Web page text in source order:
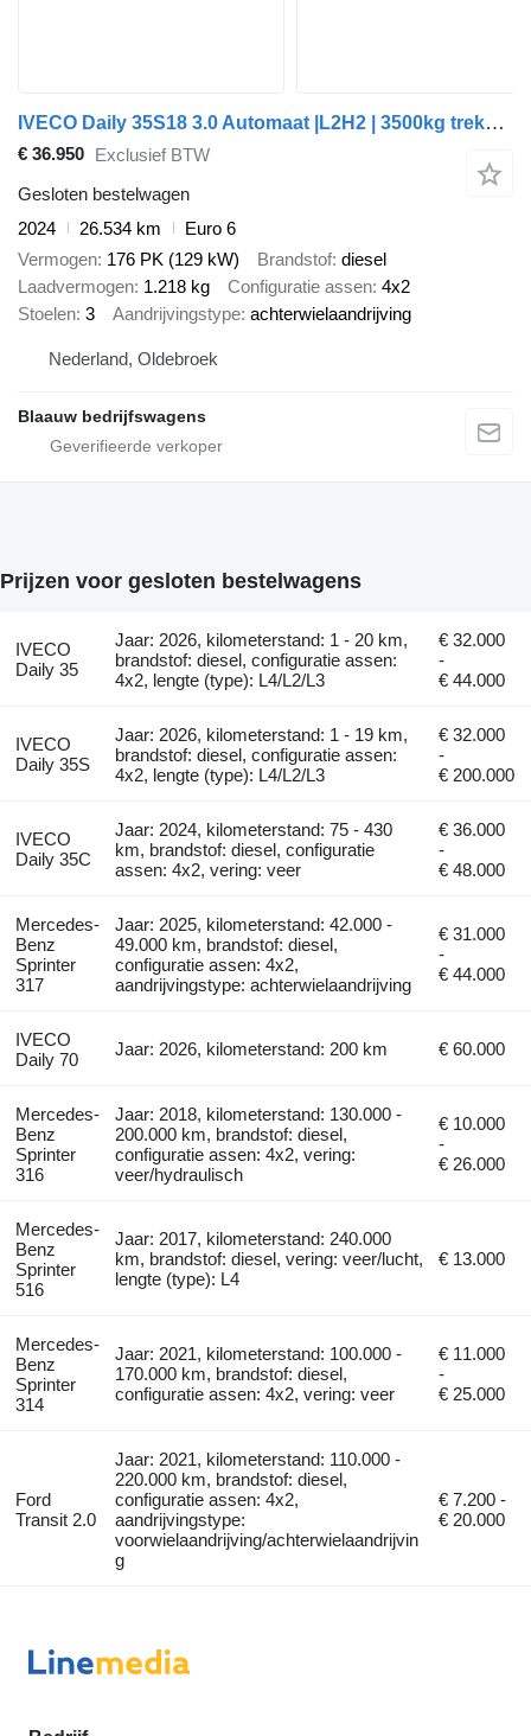
IVECO Daily 35S18 3.0 Automaat |L2H2 | 3500kg trekgewicht |Imperiaal
€ 36.950 Exclusief BTW
Gesloten bestelwagen
2024
26.534 km
Euro 6
Vermogen 176 PK (129 kW) Brandstof diesel
Laadvermogen 1.218 kg Configuratie assen 4x2
Stoelen 3 Aandrijvingstype achterwielaandrijving
Nederland, Oldebroek
Blaauw bedrijfswagens
Prijzen voor gesloten bestelwagens
IVECO
Daily 35
Jaar: 2026, kilometerstand: 1 - 20 km,
brandstof: diesel, configuratie assen:
4x2, lengte (type): L4/L2/L3
€ 32.000
-
€ 44.000
IVECO
Daily 35S
Jaar: 2026, kilometerstand: 1 - 19 km,
brandstof: diesel, configuratie assen:
4x2, lengte (type): L4/L2/L3
€ 32.000
-
€ 200.000
IVECO
Daily 35C
Jaar: 2024, kilometerstand: 75 - 430
km, brandstof: diesel, configuratie
assen: 4x2, vering: veer
€ 36.000
-
€ 48.000
Mercedes-
Benz
Sprinter
317
Jaar: 2025, kilometerstand: 42.000 -
49.000 km, brandstof: diesel,
configuratie assen: 4x2,
aandrijvingstype: achterwielaandrijving
€ 31.000
-
€ 44.000
IVECO
Daily 70
Jaar: 2026, kilometerstand: 200 km € 60.000
Mercedes-
Benz
Sprinter
316
Jaar: 2018, kilometerstand: 130.000 -
200.000 km, brandstof: diesel,
configuratie assen: 4x2, vering:
veer/hydraulisch
€ 10.000
-
€ 26.000
Mercedes-
Benz
Sprinter
516
Jaar: 2017, kilometerstand: 240.000
km, brandstof: diesel, vering: veer/lucht,
lengte (type): L4
€ 13.000
Mercedes-
Benz
Sprinter
314
Jaar: 2021, kilometerstand: 100.000 -
170.000 km, brandstof: diesel,
configuratie assen: 4x2, vering: veer
€ 11.000
-
€ 25.000
Ford
Transit 2.0
Jaar: 2021, kilometerstand: 110.000 -
220.000 km, brandstof: diesel,
configuratie assen: 4x2,
aandrijvingstype:
voorwielaandrijving/achterwielaandrijvin
g
€ 7.200 -
€ 20.000